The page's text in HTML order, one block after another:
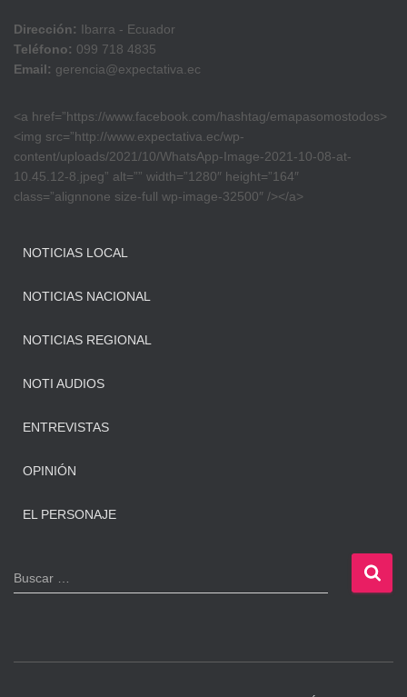
Dirección: Ibarra - Ecuador
Teléfono: 099 718 4835
Email: gerencia@expectativa.ec
<a href=”https://www.facebook.com/hashtag/emapasomostodos>
<img src=”http://www.expectativa.ec/wp-
content/uploads/2021/10/WhatsApp-Image-2021-10-08-at-
10.45.12-8.jpeg” alt=”” width=”1280″ height=”164″
class=”alignnone size-full wp-image-32500″ /></a>
NOTICIAS LOCAL
NOTICIAS NACIONAL
NOTICIAS REGIONAL
NOTI AUDIOS
ENTREVISTAS
OPINIÓN
EL PERSONAJE
B
u
Buscar …